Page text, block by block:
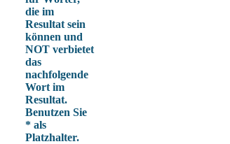
die im
Resultat sein
können und
NOT verbietet
das
nachfolgende
Wort im
Resultat.
Benutzen Sie
* als
Platzhalter.